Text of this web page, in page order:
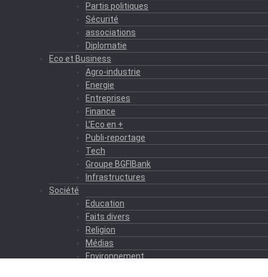
Partis politiques
Sécurité
associations
Diplomatie
Eco et Business
Agro-industrie
Energie
Entreprises
Finance
L’Eco en +
Publi-reportage
Tech
Groupe BGFIBank
Infrastructures
Société
Education
Faits divers
Religion
Médias
Environnement